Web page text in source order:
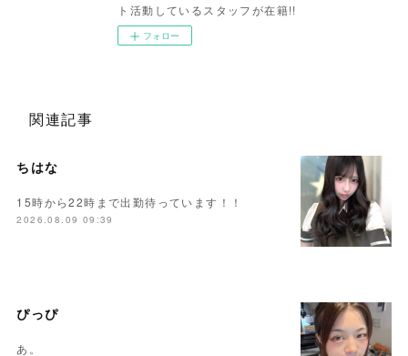
ト活動しているスタッフが在籍!!
フォロー
関連記事
ちはな
15時から22時まで出勤待っています！！
2026.08.09 09:39
ぴっぴ
あ。